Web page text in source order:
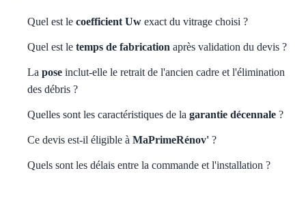
Quel est le coefficient Uw exact du vitrage choisi ?
Quel est le temps de fabrication après validation du devis ?
La pose inclut-elle le retrait de l'ancien cadre et l'élimination
des débris ?
Quelles sont les caractéristiques de la garantie décennale ?
Ce devis est-il éligible à MaPrimeRénov' ?
Quels sont les délais entre la commande et l'installation ?